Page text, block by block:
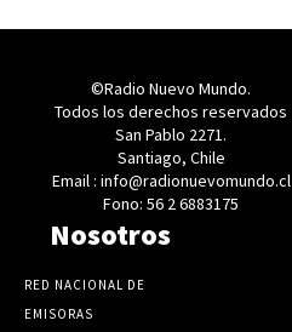
©Radio Nuevo Mundo.
Todos los derechos reservados
San Pablo 2271.
Santiago, Chile
Email : info@radionuevomundo.cl
Fono: 56 2 6883175
Nosotros
RED NACIONAL DE
EMISORAS